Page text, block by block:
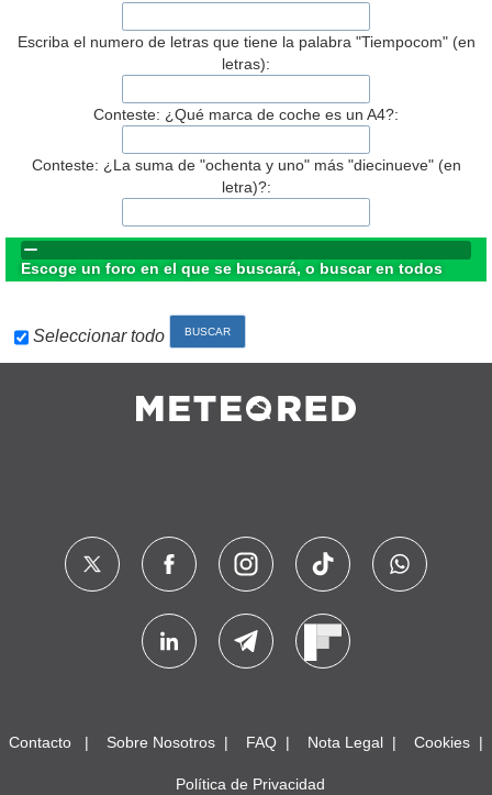
Escriba el numero de letras que tiene la palabra "Tiempocom" (en
letras):
Conteste: ¿Qué marca de coche es un A4?:
Conteste: ¿La suma de "ochenta y uno" más "diecinueve" (en
letra)?:
Escoge un foro en el que se buscará, o buscar en todos
Seleccionar todo
Contacto Sobre Nosotros FAQ Nota Legal Cookies
Política de Privacidad